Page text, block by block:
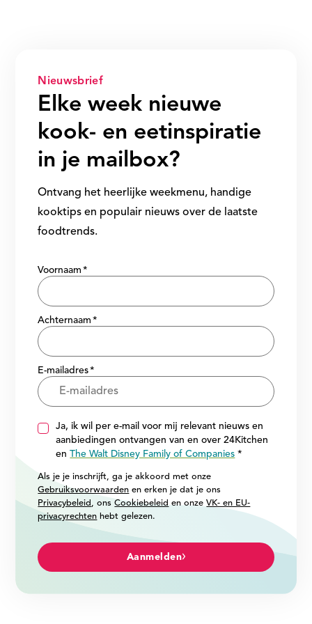
Nieuwsbrief
Elke week nieuwe
kook- en eetinspiratie
in je mailbox?
Ontvang het heerlijke weekmenu, handige
kooktips en populair nieuws over de laatste
foodtrends.
Show/hide
Voornaam
Achternaam
E-mailadres
Ja, ik wil per e-mail voor mij relevant nieuws en
aanbiedingen ontvangen van en over 24Kitchen
enThe Walt Disney Family of Companies
Als je je inschrijft, ga je akkoord met onze
Gebruiksvoorwaarden en erken je dat je ons
Privacybeleid , onsCookiebeleid en onzeVK- en EU-
privacyrechten hebt gelezen.
Aanmelden